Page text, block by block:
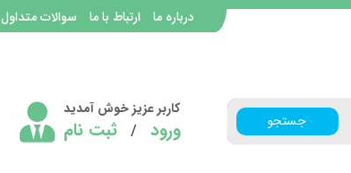
درباره ما ارتباط با ما سوالات متداول
جستجو
کاربر عزیز خوش آمدید
ورود /ثبت نام